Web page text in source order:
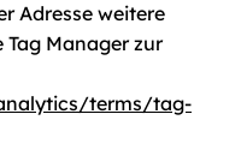
Adresse weitere
Manager zur
terms/tag-